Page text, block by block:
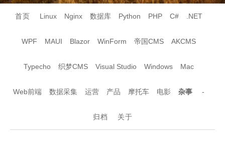
首页 Linux Nginx 数据库 Python PHP C# .NET
WPF MAUI Blazor WinForm 帝国CMS AKCMS
Typecho 织梦CMS Visual Studio Windows Mac
Web前端 数据采集 运营 产品 摩托车 电影 杂事 -
归档 关于